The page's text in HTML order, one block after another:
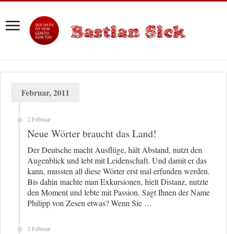
Februar, 2011
2 Februar
Neue Wörter braucht das Land!
Der Deutsche macht Ausflüge, hält Abstand, nutzt den
Augenblick und lebt mit Leidenschaft. Und damit er das
kann, mussten all diese Wörter erst mal erfunden werden.
Bis dahin machte man Exkursionen, hielt Distanz, nutzte
den Moment und lebte mit Passion. Sagt Ihnen der Name
Philipp von Zesen etwas? Wenn Sie …
2 Februar